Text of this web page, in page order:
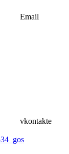
Email
vkontakte